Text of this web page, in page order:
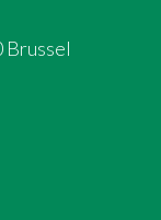
Brussel